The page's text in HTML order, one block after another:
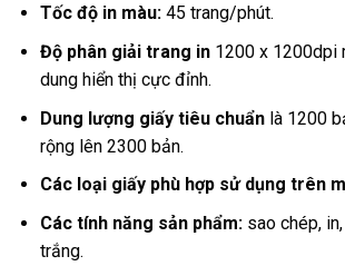
Tốc độ in màu:45 trang/phút.
Độ phân giải trang in1200 x 1200dpi
dung hiển thị cực đỉnh.
Dung lượng giấy tiêu chuẩn là 1200
rộng lên 2300 bản.
Các loại giấy phù hợp sử dụng trên
Các tính năng sản phẩm: sao chép,
trắng.